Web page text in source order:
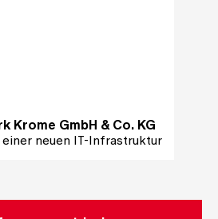
Krome GmbH & Co. KG
neuen IT-Infrastruktur